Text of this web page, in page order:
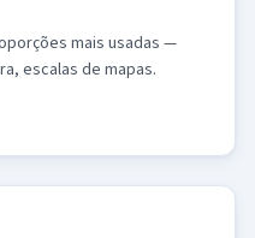
mais usadas —
escalas de mapas.